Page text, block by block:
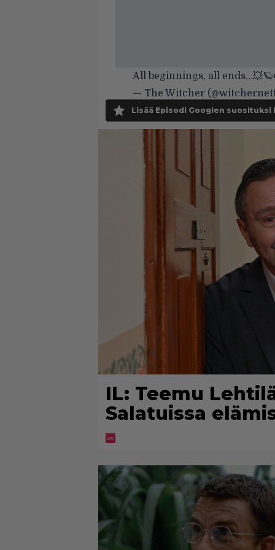
All beginnings, all
— The Witcher
Lisää Episodi Googlen suosituksi
IL: Teemu
Salatuissa